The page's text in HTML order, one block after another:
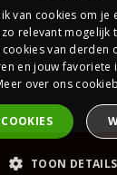
van cookies om je
relevant mogelijk
van derden
en jouw favoriete
over ons
TOON DETAILS